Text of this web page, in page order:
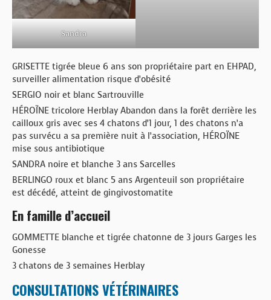
Sandra
GRISETTE tigrée bleue 6 ans son propriétaire part en EHPAD,
surveiller alimentation risque d’obésité
SERGIO noir et blanc Sartrouville
HÉROÏNE tricolore Herblay Abandon dans la forêt derrière les
cailloux gris avec ses 4 chatons d’1 jour, 1 des chatons n’a
pas survécu a sa première nuit à l’association, HÉROÏNE
mise sous antibiotique
SANDRA noire et blanche 3 ans Sarcelles
BERLINGO roux et blanc 5 ans Argenteuil son propriétaire
est décédé, atteint de gingivostomatite
En famille d’accueil
GOMMETTE blanche et tigrée chatonne de 3 jours Garges les
Gonesse
3 chatons de 3 semaines Herblay
CONSULTATIONS VÉTÉRINAIRES